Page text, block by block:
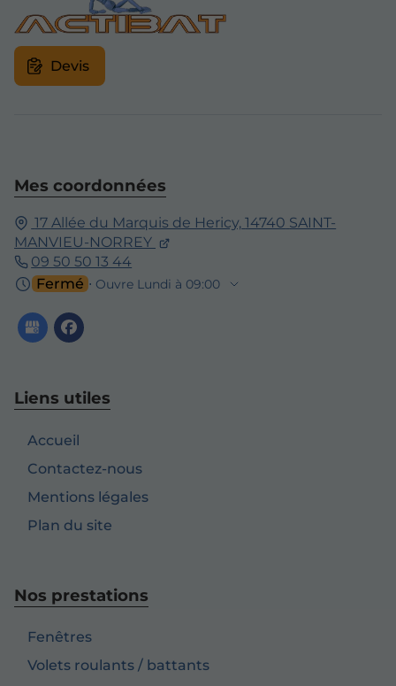
Devis
Mes coordonnées
17 Allée du Marquis de Hericy, 14740 SAINT-
MANVIEU-NORREY
09 50 50 13 44
Fermé ⋅ Ouvre Lundi à 09:00
Liens utiles
Accueil
Contactez-nous
Mentions légales
Plan du site
Nos prestations
Fenêtres
Volets roulants / battants